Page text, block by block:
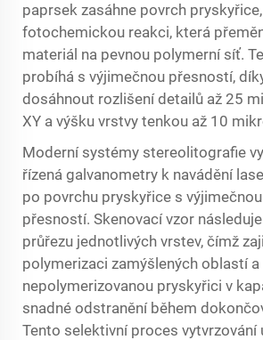
paprsek zasáhne povrch
fotochemickou reakci, která
materiál na pevnou polymerní síť.
probíhá s výjimečnou přesností,
dosáhnout rozlišení detailů až 25
XY a výšku vrstvy tenkou až 10
Moderní systémy stereolitografie
řízená galvanometry k navádění
po povrchu pryskyřice s
přesností. Skenovací vzor
průřezu jednotlivých vrstev, čímž
polymerizaci zamýšlených oblastí a
nepolymerizovanou pryskyřici v
snadné odstranění během
Tento selektivní proces vytvrzování